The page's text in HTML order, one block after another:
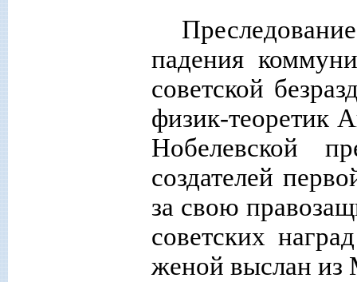
падения
советской
физик-теоретик
Нобелевской
создателей
за свою
советских
женой выслан из